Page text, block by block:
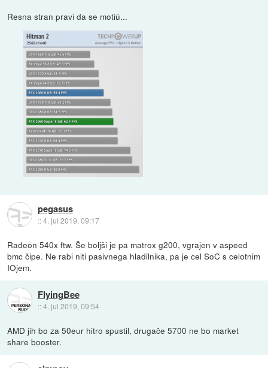
Resna stran pravi da se motiü...
pegasus
::4. jul 2019, 09:17
Radeon 540x ftw. Še boljši je pa matrox g200, vgrajen v aspeed
bmc čipe. Ne rabi niti pasivnega hladilnika, pa je cel SoC s celotnim
IOjem.
FlyingBee
::4. jul 2019, 09:54
AMD jih bo za 50eur hitro spustil, drugače 5700 ne bo market
share booster.